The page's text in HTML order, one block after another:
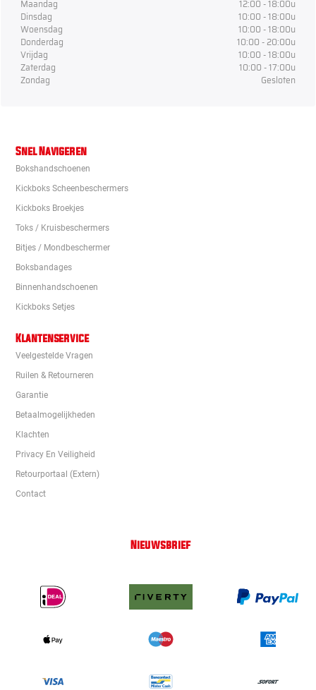
Maandag
12:00 - 18:00u
Dinsdag
10:00 - 18:00u
Woensdag
10:00 - 18:00u
Donderdag
10:00 - 20:00u
Vrijdag
10:00 - 18:00u
Zaterdag
10:00 - 17:00u
Zondag
Gesloten
Snel Navigeren
Bokshandschoenen
Kickboks Scheenbeschermers
Kickboks Broekjes
Toks / Kruisbeschermers
Bitjes / Mondbeschermer
Boksbandages
Binnenhandschoenen
Kickboks Setjes
Klantenservice
Veelgestelde Vragen
Ruilen & Retourneren
Garantie
Betaalmogelijkheden
Klachten
Privacy En Veiligheid
Retourportaal (extern)
Contact
Nieuwsbrief